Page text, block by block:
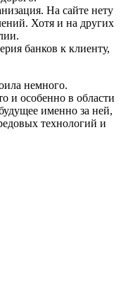
На сайте нету
Хотя и на других
банков к клиенту,
немного.
и особенно в области
именно за ней,
технологий и